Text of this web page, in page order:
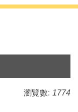
瀏覽數: 1774